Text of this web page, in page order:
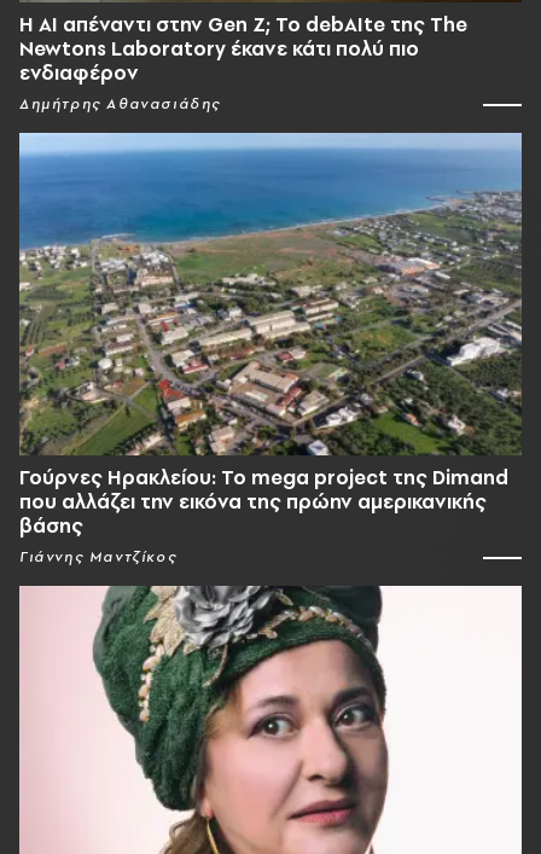
Η AI απέναντι στην Gen Z; Το debAIte της The
Newtons Laboratory έκανε κάτι πολύ πιο
ενδιαφέρον
Δημήτρης Αθανασιάδης
Γούρνες Ηρακλείου: To mega project της Dimand
που αλλάζει την εικόνα της πρώην αμερικανικής
βάσης
Γιάννης Μαντζίκος